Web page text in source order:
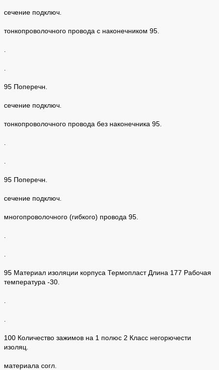
сечение подключ.
тонкопроволочного провода с наконечником 95.
95 Поперечн.
сечение подключ.
тонкопроволочного провода без наконечника 95.
95 Поперечн.
сечение подключ.
многопроволочного (гибкого) провода 95.
95 Материал изоляции корпуса Термопласт Длина 177 Рабочая
температура -30.
100 Количество зажимов на 1 полюс 2 Класс негорючести
изоляц.
материала согл.